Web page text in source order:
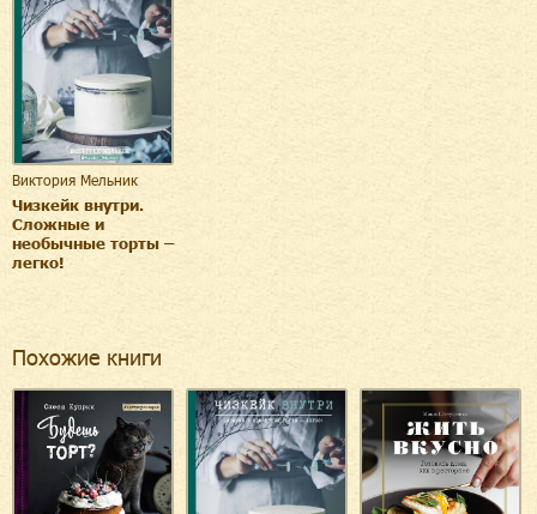
Виктория Мельник
Чизкейк внутри.
Сложные и
необычные торты –
легко!
Похожие книги